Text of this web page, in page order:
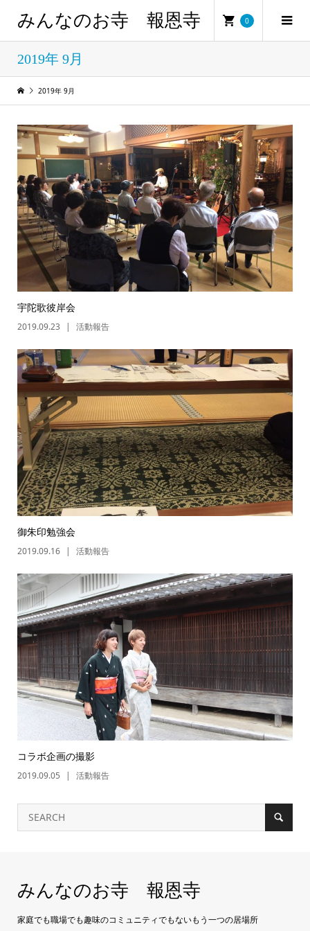
みんなのお寺 報恩寺 0
2019年 9月
2019年 9月
宇陀歌彼岸会
2019.09.23 活動報告
御朱印勉強会
2019.09.16 活動報告
コラボ企画の撮影
2019.09.05 活動報告
みんなのお寺 報恩寺
家庭でも職場でも趣味のコミュニティでもないもう一つの居場所